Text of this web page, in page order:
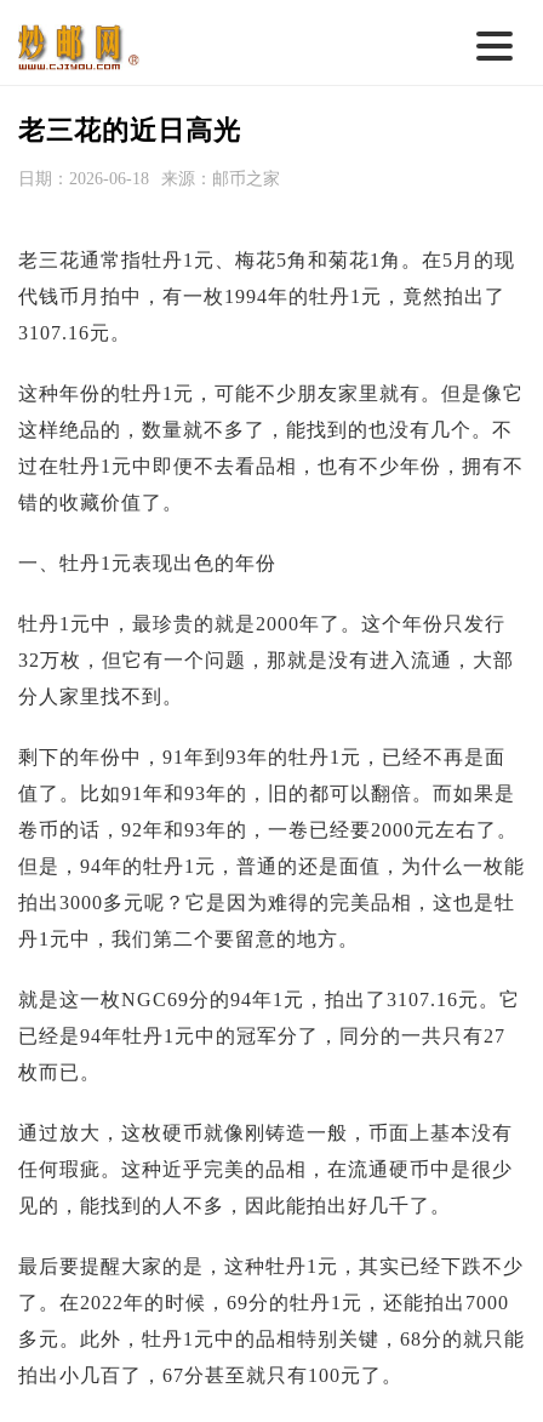
首 页
名家综述
热点话题
实战论坛
新品预告
投资论坛
老三花的近日高光
日期：2026-06-18 来源：邮币之家
老三花通常指牡丹1元、梅花5角和菊花1角。在5月的现
代钱币月拍中，有一枚1994年的牡丹1元，竟然拍出了
3107.16元。
这种年份的牡丹1元，可能不少朋友家里就有。但是像它
这样绝品的，数量就不多了，能找到的也没有几个。不
过在牡丹1元中即便不去看品相，也有不少年份，拥有不
错的收藏价值了。
一、牡丹1元表现出色的年份
牡丹1元中，最珍贵的就是2000年了。这个年份只发行
32万枚，但它有一个问题，那就是没有进入流通，大部
分人家里找不到。
剩下的年份中，91年到93年的牡丹1元，已经不再是面
值了。比如91年和93年的，旧的都可以翻倍。而如果是
卷币的话，92年和93年的，一卷已经要2000元左右了。
但是，94年的牡丹1元，普通的还是面值，为什么一枚能
拍出3000多元呢？它是因为难得的完美品相，这也是牡
丹1元中，我们第二个要留意的地方。
就是这一枚NGC69分的94年1元，拍出了3107.16元。它
已经是94年牡丹1元中的冠军分了，同分的一共只有27
枚而已。
通过放大，这枚硬币就像刚铸造一般，币面上基本没有
任何瑕疵。这种近乎完美的品相，在流通硬币中是很少
见的，能找到的人不多，因此能拍出好几千了。
最后要提醒大家的是，这种牡丹1元，其实已经下跌不少
了。在2022年的时候，69分的牡丹1元，还能拍出7000
多元。此外，牡丹1元中的品相特别关键，68分的就只能
拍出小几百了，67分甚至就只有100元了。